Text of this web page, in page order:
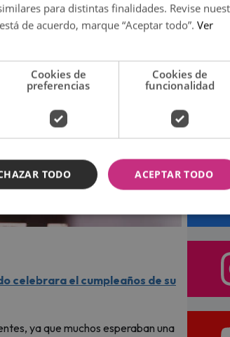
celebrara el cumpleaños de su
ya que muchos esperaban una
Blanca
tu
p.m. a
para distintas finalidades. Revise
de acuerdo, marque “Aceptar todo”. Ver
Cookies de
preferencias
Cookies de
funcionalidad
ACEPTAR TODO
TODO